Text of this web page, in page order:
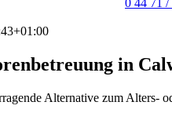
0 44 71 /
in
Alternative zum Alters-